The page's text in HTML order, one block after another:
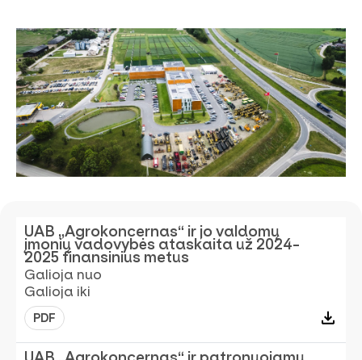
UAB „Agrokoncernas“ ir jo valdomų
įmonių vadovybės ataskaita už 2024-
2025 finansinius metus
Galioja nuo
Galioja iki
PDF